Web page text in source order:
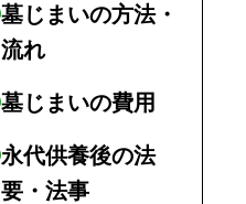
墓じまいの方法・
流れ
墓じまいの費用
永代供養後の法
要・法事